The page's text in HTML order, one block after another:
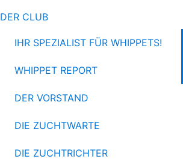
DER CLUB
IHR SPEZIALIST FÜR WHIPPETS!
WHIPPET REPORT
DER VORSTAND
DIE ZUCHTWARTE
DIE ZUCHTRICHTER